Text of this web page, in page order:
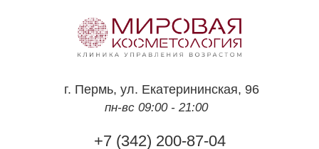
г. Пермь, ул. Екатерининская, 96
пн-вс 09:00 - 21:00
+7 (342) 200-87-04